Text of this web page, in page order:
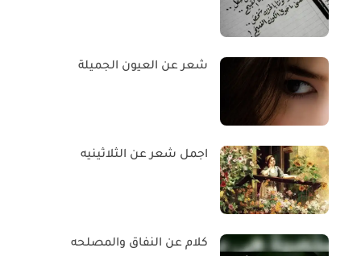
شعر عن العيون الجميلة
اجمل شعر عن الثلاثينيه
كلام عن النفاق والمصلحه